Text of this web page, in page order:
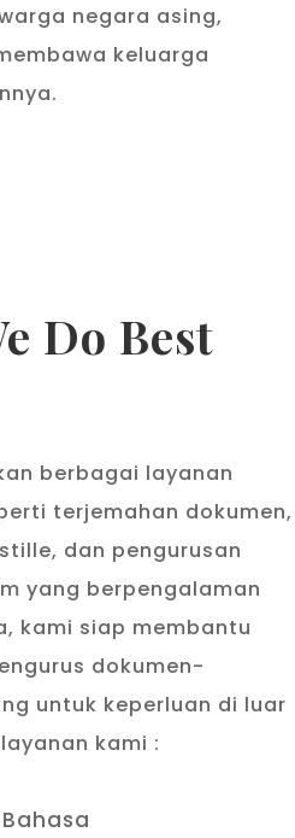
negara asing,
keluarga
Do Best
berbagai layanan
terjemahan dokumen,
dan pengurusan
yang berpengalaman
kami siap membantu
dokumen-
untuk keperluan di luar
kami :